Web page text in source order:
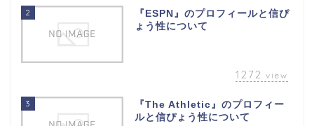
2
『ESPN』のプロフィールと信ぴ
ょう性について
1272 view
3
『The Athletic』のプロフィー
ルと信ぴょう性について